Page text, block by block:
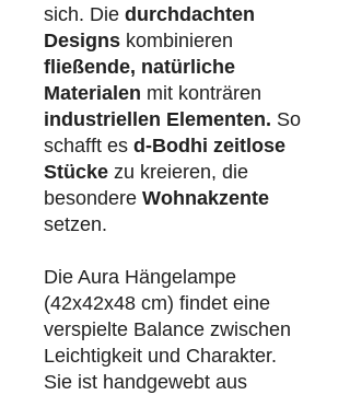
sich. Die durchdachten
Designs kombinieren
fließende, natürliche
Materialen mit konträren
industriellen Elementen. So
schafft es d-Bodhi zeitlose
Stücke zu kreieren, die
besondere Wohnakzente
setzen.
Die Aura Hängelampe
(42x42x48 cm) findet eine
verspielte Balance zwischen
Leichtigkeit und Charakter.
Sie ist handgewebt aus